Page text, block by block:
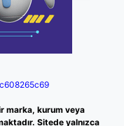
marka, kurum veya
Sitede yalnızca